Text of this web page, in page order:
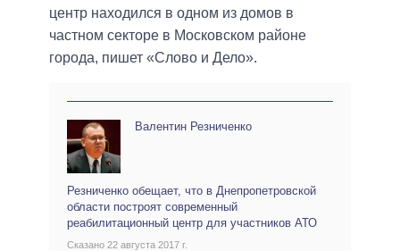
центр находился в одном из домов в
частном секторе в Московском районе
города, пишет «Слово и Дело».
Валентин Резниченко
Резниченко обещает, что в Днепропетровской
области построят современный
реабилитационный центр для участников АТО
Сказано 22 августа 2017 г.